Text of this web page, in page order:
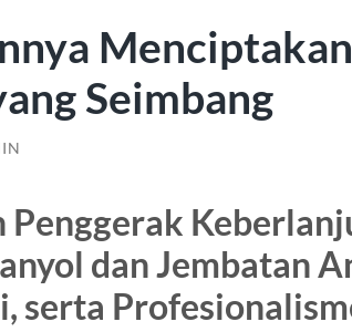
Menciptakan
Seimbang
Penggerak
dan Jembatan
serta